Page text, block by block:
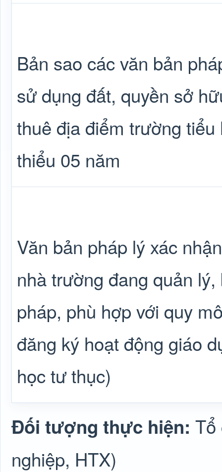
Bản sao các văn bản
sử dụng đất, quyền sở
thuê địa điểm trường
thiểu 05 năm
Văn bản pháp lý xác
nhà trường đang quản
pháp, phù hợp với quy
đăng ký hoạt động giáo
học tư thục)
Đối tượng thực hiện: Tổ
nghiệp, HTX)